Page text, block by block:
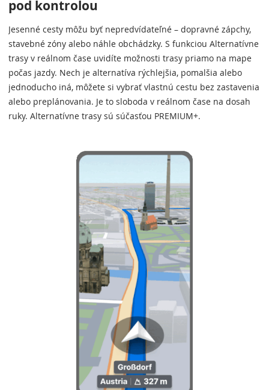
pod kontrolou
Jesenné cesty môžu byť nepredvídateľné – dopravné zápchy,
stavebné zóny alebo náhle obchádzky. S funkciou Alternatívne
trasy v reálnom čase uvidíte možnosti trasy priamo na mape
počas jazdy. Nech je alternatíva rýchlejšia, pomalšia alebo
jednoducho iná, môžete si vybrať vlastnú cestu bez zastavenia
alebo preplánovania. Je to sloboda v reálnom čase na dosah
ruky. Alternatívne trasy sú súčasťou PREMIUM+.